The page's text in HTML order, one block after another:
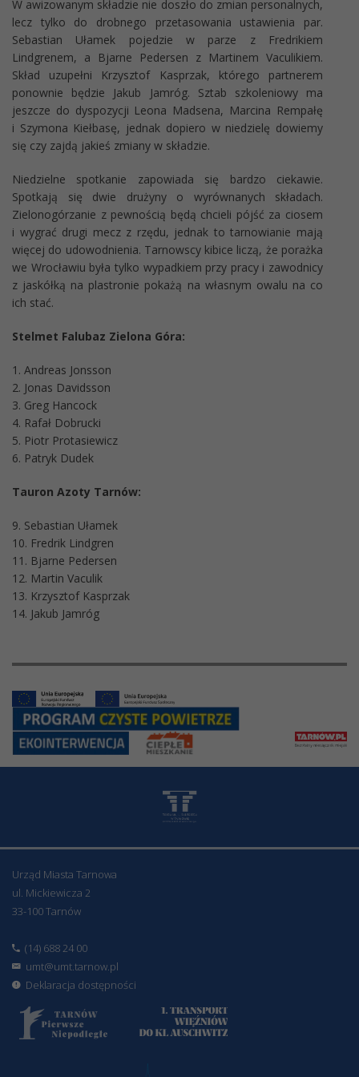
W awizowanym składzie nie doszło do zmian personalnych,
lecz tylko do drobnego przetasowania ustawienia par.
Sebastian Ułamek pojedzie w parze z Fredrikiem
Lindgrenem, a Bjarne Pedersen z Martinem Vaculikiem.
Skład uzupełni Krzysztof Kasprzak, którego partnerem
ponownie będzie Jakub Jamróg. Sztab szkoleniowy ma
jeszcze do dyspozycji Leona Madsena, Marcina Rempałę
i Szymona Kiełbasę, jednak dopiero w niedzielę dowiemy
się czy zajdą jakieś zmiany w składzie.
Niedzielne spotkanie zapowiada się bardzo ciekawie.
Spotkają się dwie drużyny o wyrównanych składach.
Zielonogórzanie z pewnością będą chcieli pójść za ciosem
i wygrać drugi mecz z rzędu, jednak to tarnowianie mają
więcej do udowodnienia. Tarnowscy kibice liczą, że porażka
we Wrocławiu była tylko wypadkiem przy pracy i zawodnicy
z jaskółką na plastronie pokażą na własnym owalu na co
ich stać.
Stelmet Falubaz Zielona Góra:
1. Andreas Jonsson
2. Jonas Davidsson
3. Greg Hancock
4. Rafał Dobrucki
5. Piotr Protasiewicz
6. Patryk Dudek
Tauron Azoty Tarnów:
9. Sebastian Ułamek
10. Fredrik Lindgren
11. Bjarne Pedersen
12. Martin Vaculik
13. Krzysztof Kasprzak
14. Jakub Jamróg
Urząd Miasta Tarnowa
ul. Mickiewicza 2
33-100 Tarnów
(14) 688 24 00
umt@umt.tarnow.pl
Deklaracja dostępności